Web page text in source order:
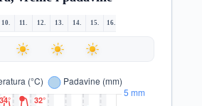
10. 11. 12. 13. 14. 15. 16.